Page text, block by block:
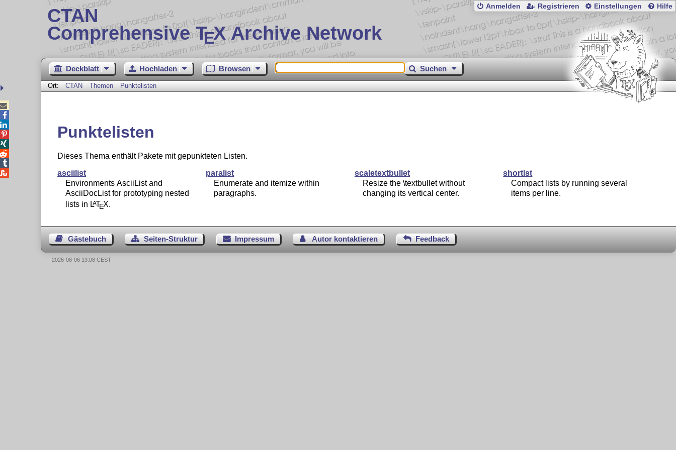
CTAN
Comprehensive TEX Archive Network
Anmelden Registrieren Einstellungen Hilfe
Deckblatt Hochladen Browsen Suchen
Ort: CTAN Themen Punktelisten
Punktelisten
Dieses Thema enthält Pakete mit gepunkteten Listen.
asciilist
Environments AsciiList and
AsciiDocList for prototyping nested
lists in LATEX.
paralist
Enumerate and itemize within
paragraphs.
scaletextbullet
Resize the \textbullet without
changing its vertical center.
shortlst
Compact lists by running several
items per line.
Gästebuch Seiten-Struktur Impressum Autor kontaktieren Feedback





2026-08-06 13:08 CEST